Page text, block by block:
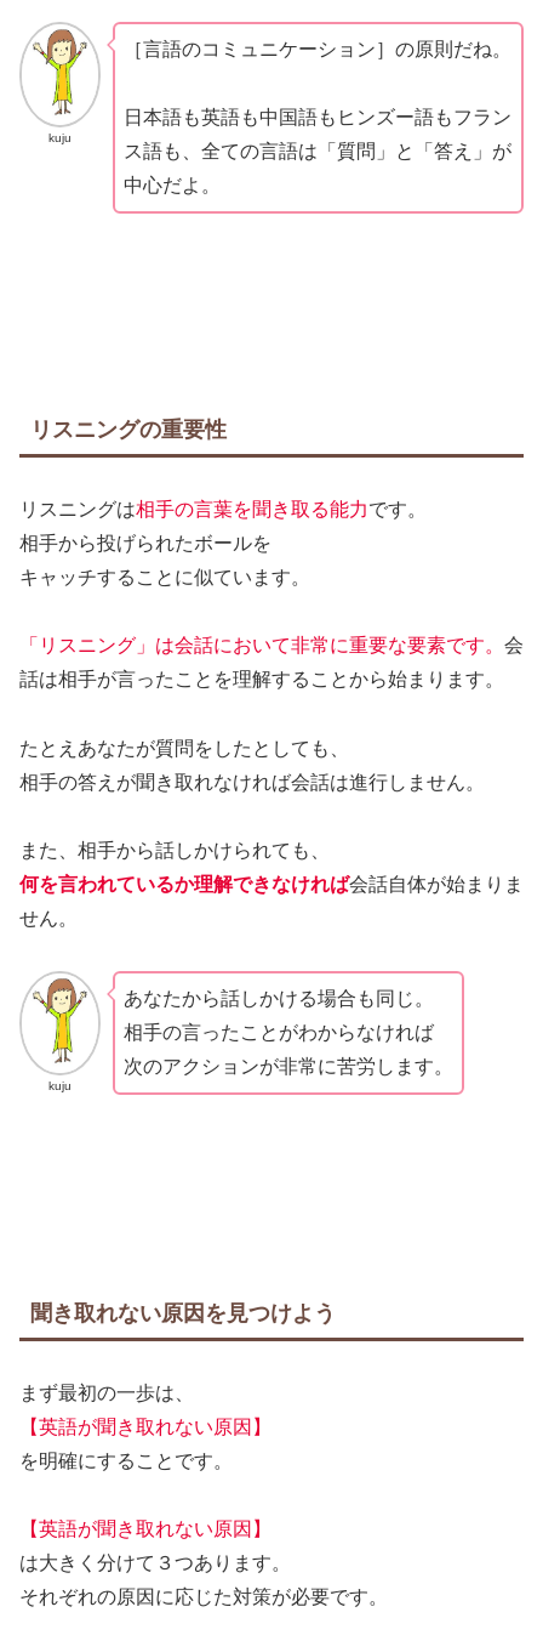
kuju
［言語のコミュニケーション］の原則だね。
日本語も英語も中国語もヒンズー語もフラン
ス語も、全ての言語は「質問」と「答え」が
中心だよ。
リスニングの重要性
リスニングは相手の言葉を聞き取る能力です。
相手から投げられたボールを
キャッチすることに似ています。
「リスニング」は会話において非常に重要な要素です。 会
話は相手が言ったことを理解することから始まります。
たとえあなたが質問をしたとしても、
相手の答えが聞き取れなければ会話は進行しません。
また、相手から話しかけられても、
何を言われているか理解できなければ会話自体が始まりま
せん。
kuju
あなたから話しかける場合も同じ。
相手の言ったことがわからなければ
次のアクションが非常に苦労します。
聞き取れない原因を見つけよう
まず最初の一歩は、
【英語が聞き取れない原因】
を明確にすることです。
【英語が聞き取れない原因】
は大きく分けて３つあります。
それぞれの原因に応じた対策が必要です。